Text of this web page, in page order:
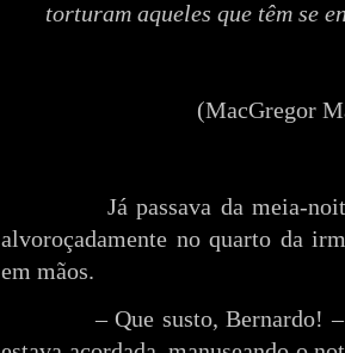
torturam aqueles que têm se
(MacGregor
Já passava da meia-
alvoroçadamente no quarto da
em mãos.
– Que susto, Bernardo!